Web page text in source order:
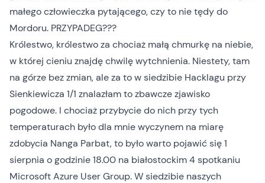
małego człowieczka pytającego, czy to nie tędy do
Mordoru. PRZYPADEG???
Królestwo, królestwo za chociaż małą chmurkę na niebie,
w której cieniu znajdę chwilę wytchnienia. Niestety, tam
na górze bez zmian, ale za tow siedzibie Hacklagu przy
Sienkiewicza 1/1 znalazłam to zbawcze zjawisko
pogodowe. I chociaż przybycie do nich przy tych
temperaturach było dla mnie wyczynem na miarę
zdobycia Nanga Parbat, to było warto pojawić się 1
sierpnia o godzinie 18.00 na białostockim4 spotkaniu
Microsoft Azure User Group. W siedzibie naszych